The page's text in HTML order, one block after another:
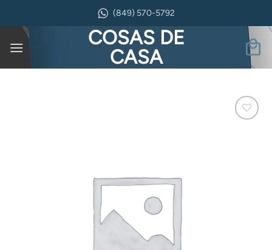
contenido
(849) 570-5792
COSAS DE
CASA